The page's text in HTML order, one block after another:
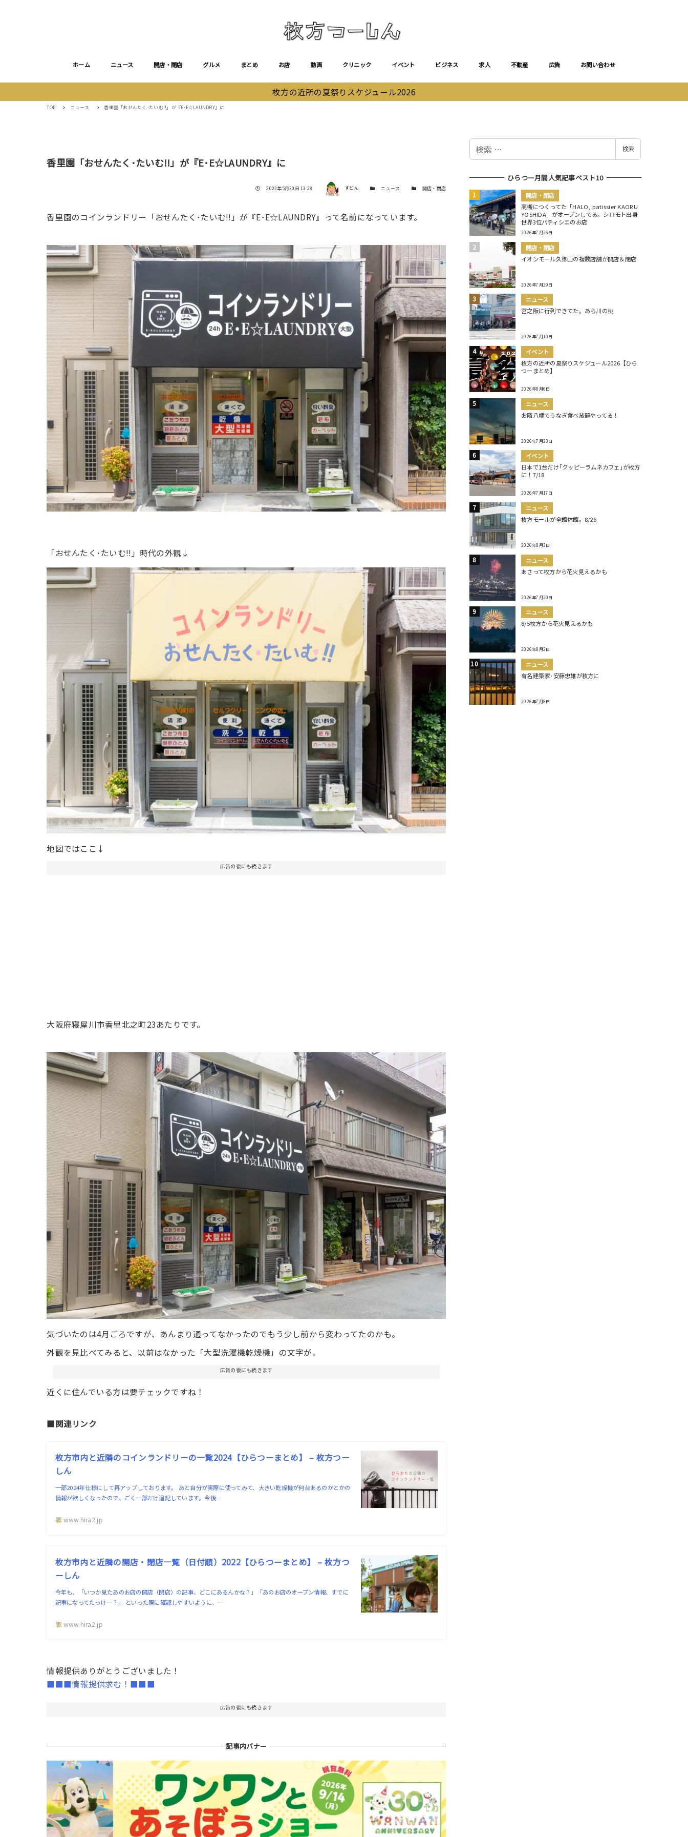
ホーム ニュース 開店・閉店 グルメ まとめ お店 動画 クリニック イベント ビジネス 求人 不動産 広告 お問い合わせ
枚方の近所の夏祭りスケジュール2026
TOP ニュース 香里園「おせんたく･たいむ!!」が『E･E☆LAUNDRY』に
香里園「おせんたく･たいむ!!」が『E･E☆LAUNDRY』に
投稿日
2022年5月30日 13:28 著者 すどん カテゴリー
ニュース カテゴリー開店・閉店
香里園のコインランドリー「おせんたく･たいむ!!」が『E･E☆LAUNDRY』って名前になっています。
「おせんたく･たいむ!!」時代の外観↓
地図ではここ↓
広告の後にも続きます
大阪府寝屋川市香里北之町23あたりです。
気づいたのは4月ごろですが、あんまり通ってなかったのでもう少し前から変わってたのかも。
外観を見比べてみると、以前はなかった「大型洗濯機乾燥機」の文字が。
広告の後にも続きます
近くに住んでいる方は要チェックですね！
■関連リンク
枚方市内と近隣のコインランドリーの一覧2024【ひらつーまとめ】 – 枚方つー
しん
一部2024年仕様にして再アップしております。 あと自分が実際に使ってみて、大きい乾燥機が何台あるのかとかの
情報が欲しくなったので、ごく一部だけ追記しています。今後…
www.hira2.jp
枚方市内と近隣の開店・閉店一覧（日付順）2022【ひらつーまとめ】 – 枚方つ
ーしん
今年も、「いつか見たあのお店の開店（閉店）の記事、どこにあるんかな？」「あのお店のオープン情報、すでに
記事になってたっけ…？」 といった際に確認しやすいように、…
www.hira2.jp
情報提供ありがとうございました！
■■■情報提供求む！■■■
広告の後にも続きます
記事内バナー
検
検索
ひらつー月間人気記事ベスト10
開店・閉店
高槻につくってた「HALO, patissier KAORU
YOSHIDA」がオープンしてる。シロモト出身
世界3位パティシエのお店
2026年7月26日
開店・閉店
イオンモール久御山の複数店舗が開店＆閉店
2026年7月29日
ニュース
宮之阪に行列できてた。あら川の桃
2026年7月10日
イベント
枚方の近所の夏祭りスケジュール2026【ひら
つーまとめ】
2026年8月6日
ニュース
お隣八幡でうなぎ食べ放題やってる！
2026年7月23日
イベント
日本で1台だけ｢クッピーラムネカフェ｣が枚方
に！7/18
2026年7月17日
ニュース
枚方モールが全館休館。8/26
2026年8月3日
ニュース
あさって枚方から花火見えるかも
2026年7月20日
ニュース
8/5枚方から花火見えるかも
2026年8月2日
ニュース
有名建築家･安藤忠雄が枚方に
2026年7月8日